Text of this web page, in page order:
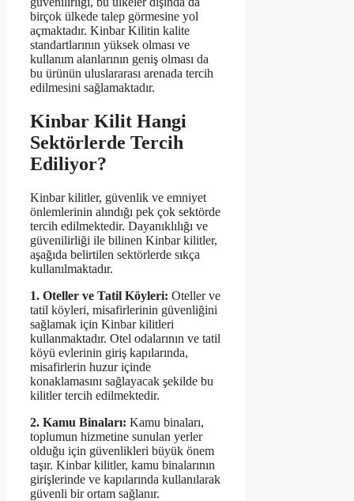
birçok ülkede talep görmesine yol
açmaktadır. Kinbar Kilitin kalite
standartlarının yüksek olması ve
kullanım alanlarının geniş olması da
bu ürünün uluslararası arenada tercih
edilmesini sağlamaktadır.
Kinbar Kilit Hangi
Sektörlerde Tercih
Ediliyor?
Kinbar kilitler, güvenlik ve emniyet
önlemlerinin alındığı pek çok sektörde
tercih edilmektedir. Dayanıklılığı ve
güvenilirliği ile bilinen Kinbar kilitler,
aşağıda belirtilen sektörlerde sıkça
kullanılmaktadır.
1. Oteller ve Tatil Köyleri: Oteller ve
tatil köyleri, misafirlerinin güvenliğini
sağlamak için Kinbar kilitleri
kullanmaktadır. Otel odalarının ve tatil
köyü evlerinin giriş kapılarında,
misafirlerin huzur içinde
konaklamasını sağlayacak şekilde bu
kilitler tercih edilmektedir.
2. Kamu Binaları: Kamu binaları,
toplumun hizmetine sunulan yerler
olduğu için güvenlikleri büyük önem
taşır. Kinbar kilitler, kamu binalarının
girişlerinde ve kapılarında kullanılarak
güvenli bir ortam sağlanır.